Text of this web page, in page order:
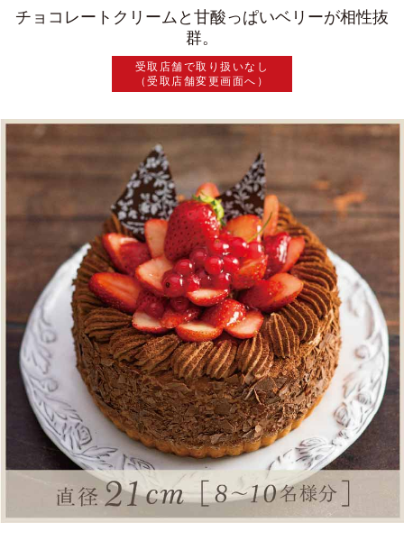
チョコレートクリームと甘酸っぱいベリーが相性抜
群。
受取店舗で取り扱いなし
（受取店舗変更画面へ）